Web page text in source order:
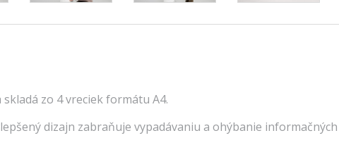
zo 4 vreciek formátu A4.
dizajn zabraňuje vypadávaniu a ohýbanie